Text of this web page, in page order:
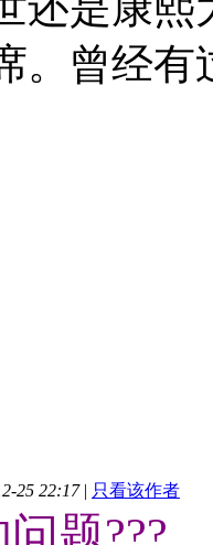
。曾经有
25 22:17| 只看该作者